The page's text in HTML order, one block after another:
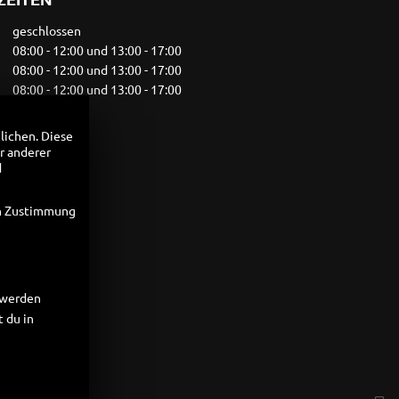
geschlossen
08:00 - 12:00 und 13:00 - 17:00
08:00 - 12:00 und 13:00 - 17:00
08:00 - 12:00 und 13:00 - 17:00
geschlossen
geschlossen
Diese
anderer
Zustimmung
du in